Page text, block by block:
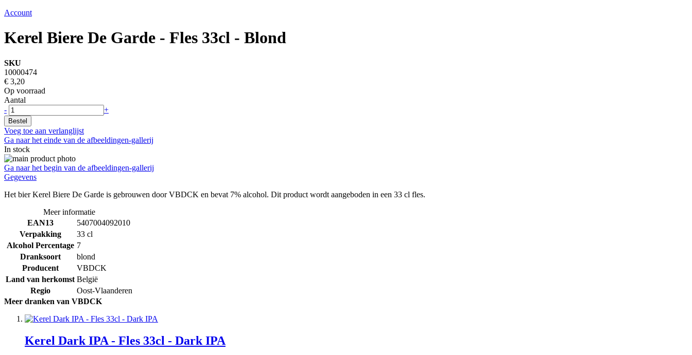
Account
Kerel Biere De Garde - Fles 33cl - Blond
SKU
10000474
€ 3,20
Op voorraad
Aantal
-
+
Bestel
Voeg toe aan verlanglijst
Ga naar het einde van de afbeeldingen-gallerij
In stock
Ga naar het begin van de afbeeldingen-gallerij
Gegevens
Het bier Kerel Biere De Garde is gebrouwen door VBDCK en bevat 7% alcohol. Dit product wordt aangeboden in een 33 cl fles.
Meer informatie
EAN13
5407004092010
Verpakking
33 cl
Alcohol Percentage 7
Dranksoort
blond
Producent
VBDCK
Land van herkomst België
Regio
Oost-Vlaanderen
Meer dranken van VBDCK
Kerel Dark IPA - Fles 33cl - Dark IPA